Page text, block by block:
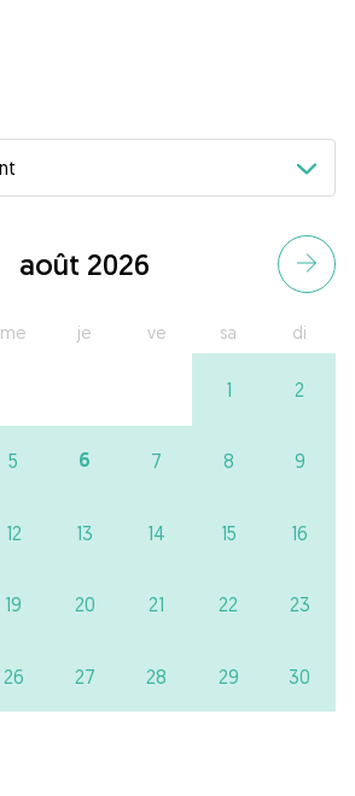
août 2026
me je ve sa di
1 2
5 6 7 8 9
12 13 14 15 16
19 20 21 22 23
26 27 28 29 30